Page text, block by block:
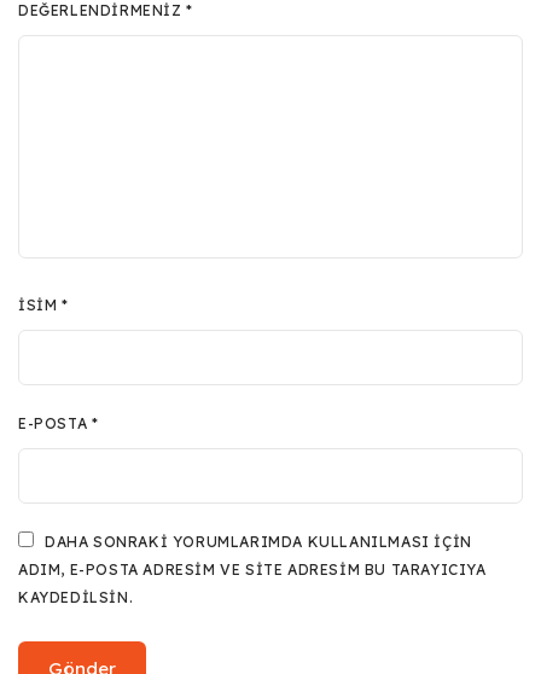
DEĞERLENDIRMENIZ*
İSIM*
E-POSTA *
DAHA SONRAKI YORUMLARIMDA KULLANILMASI IÇIN
ADIM, E-POSTA ADRESIM VE SITE ADRESIM BU TARAYICIYA
KAYDEDILSIN.